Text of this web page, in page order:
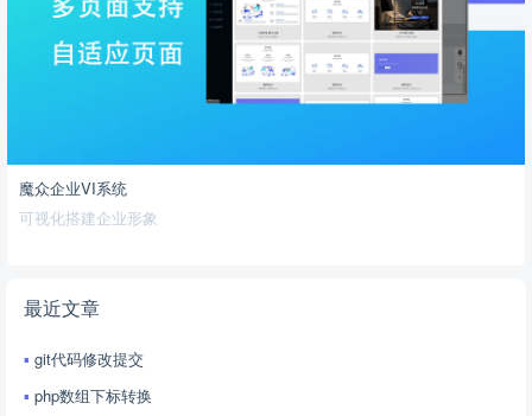
魔众企业VI系统
可视化搭建企业形象
最近文章
git代码修改提交
php数组下标转换